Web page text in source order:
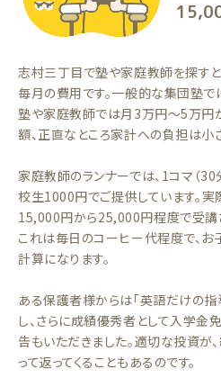
志村三丁目で塾や家庭教師を探すと
毎月の費用です。一般的な集団塾
塾や家庭教師では月3万円〜5万円
額、正直なところ家計への負担は小
家庭教師のランナーでは、1コマ（
校生1000円でご提供しています。実
15,000円から25,000円程度で受講
これは毎日のコーヒー代程度で、
計算になります。
ある保護者様からは「英語だけの
し、さらに成績優秀者として入学金
告もいただきました。適切な投資が
って返ってくることもあるのです。